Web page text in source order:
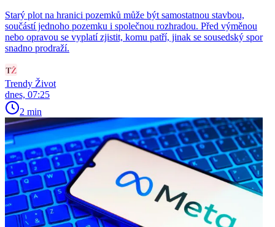
Starý plot na hranici pozemků může být samostatnou stavbou,
součástí jednoho pozemku i společnou rozhradou. Před výměnou
nebo opravou se vyplatí zjistit, komu patří, jinak se sousedský spor
snadno prodraží.
Trendy Život
dnes, 07:25
2 min